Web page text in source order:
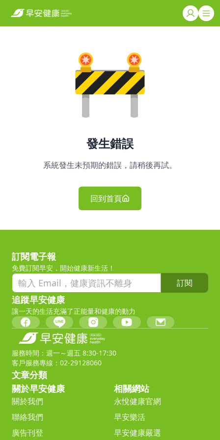
發生錯誤
系統發生未預期的錯誤，請稍後再試。
回到首頁
訂閱電子報
免費訂閱早安，開始健康新生活！
訂閱
追蹤早安健康
讓一天的生活充滿了正能量和健康的動力
服務時間：週一～週五 8:30-17:30
客戶服務專線：02-29128060
文章分類
關於早安健康
關於我們
聯絡我們
廣告刊登
相關網站
永悅健康官網
早安樂活
早安健康嚴選